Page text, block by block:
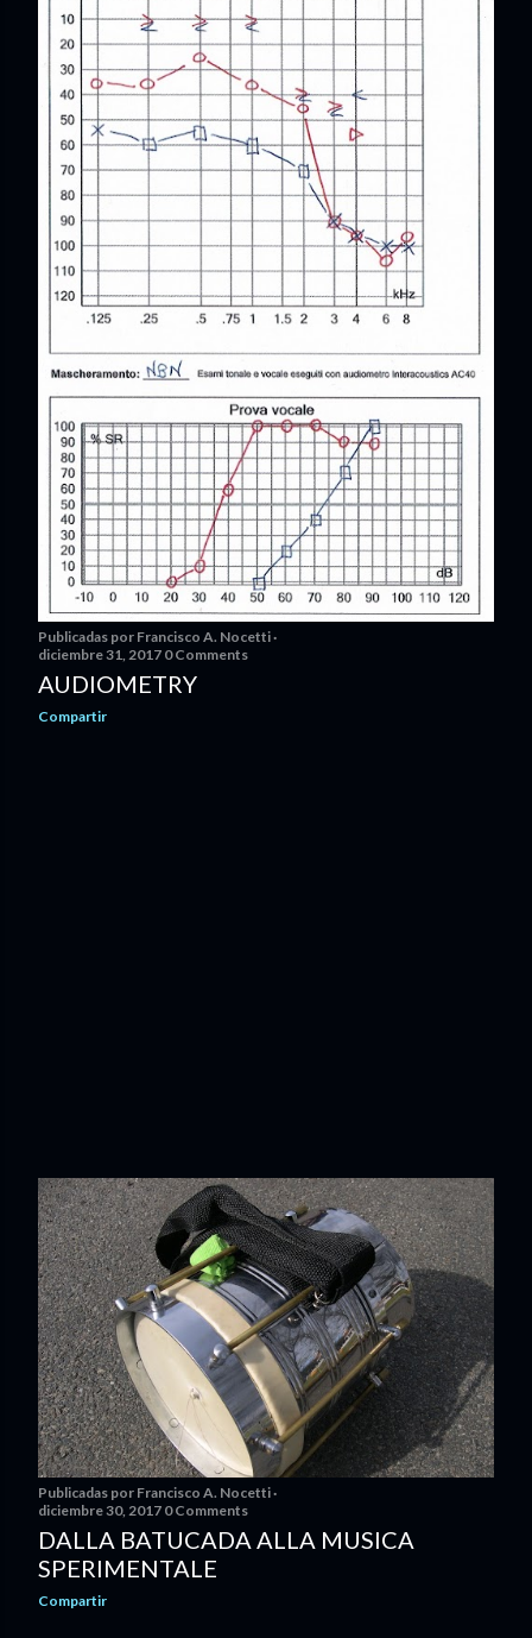
Publicadas por Francisco A. Nocetti
diciembre 31, 2017 0 Comments
AUDIOMETRY
Compartir
Publicadas por Francisco A. Nocetti
diciembre 30, 2017 0 Comments
DALLA BATUCADA ALLA MUSICA
SPERIMENTALE
Compartir